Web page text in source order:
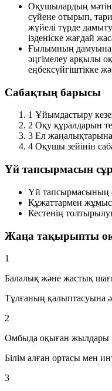
Оқушылардың
сүйене отырып,
жүйелі түрде
ізденіске жағдай
Ғылымның дамуына
әңгімелеу арқылы
еңбексүйгіштікке
Сабақтың барысы
1 Ұйымдастыру
2 Оқу құралдарын
3 Ел
4 Оқушы зейінін
Үй тапсырмасын
Үй тапсырмасының
Құжаттармен жұмыс
Кестенің
Жаңа тақырыпты
1
Балалық және жастық
Тұлғаның қалыптасуына
2
Омбыда оқыған жылдары
Білім алған ортасы мен
3